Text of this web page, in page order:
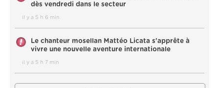
dès vendredi dans le secteur
il y a 5 h 6 min
Le chanteur mosellan Mattéo Licata s'apprête à
vivre une nouvelle aventure internationale
il y a 5 h 7 min